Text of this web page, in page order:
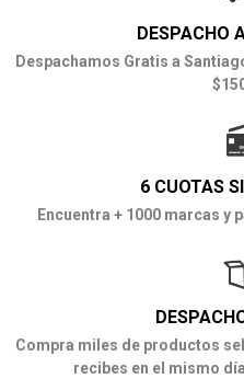
DESPACHO
Despachamos Gratis a
6 CUOTAS
Encuentra + 1000 marcas y
Compra miles de productos
recibes en el mismo